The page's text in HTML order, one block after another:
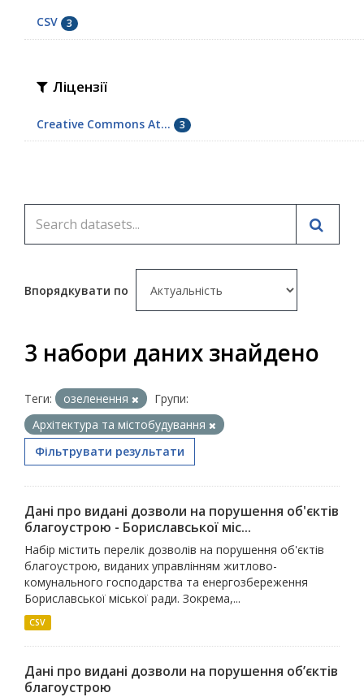
CSV 3
Ліцензії
Creative Commons At... 3
Впорядкувати по
3 набори даних знайдено
Теги: озеленення
Групи:
Архітектура та містобудування
Фільтрувати результати
Дані про видані дозволи на порушення об'єктів
благоустрою - Бориславської міс...
Набір містить перелік дозволів на порушення об'єктів
благоустрою, виданих управлінням житлово-
комунального господарства та енергозбереження
Бориславської міської ради. Зокрема,...
CSV
Дані про видані дозволи на порушення об’єктів
благоустрою